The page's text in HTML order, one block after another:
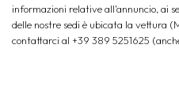
informazioni relative all'annuncio, ai
delle nostre sedi è ubicata la vettura
contattarci al +39 389 5251625